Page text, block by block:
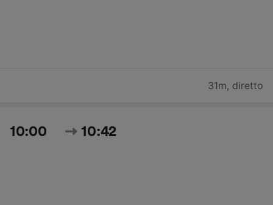
31m, diretto
10:00 10:42